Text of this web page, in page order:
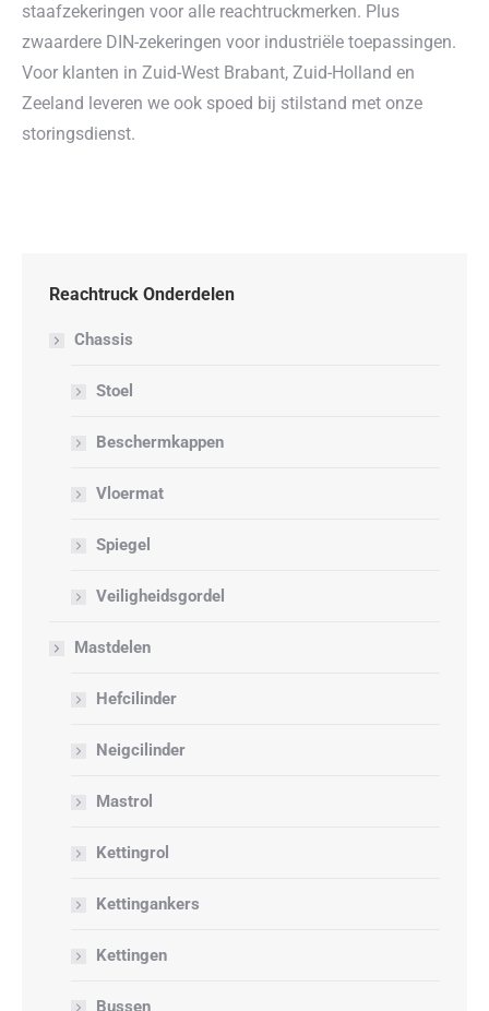
staafzekeringen voor alle reachtruckmerken. Plus
zwaardere DIN-zekeringen voor industriële toepassingen.
Voor klanten in Zuid-West Brabant, Zuid-Holland en
Zeeland leveren we ook spoed bij stilstand met onze
storingsdienst.
Reachtruck Onderdelen
Chassis
Stoel
Beschermkappen
Vloermat
Spiegel
Veiligheidsgordel
Mastdelen
Hefcilinder
Neigcilinder
Mastrol
Kettingrol
Kettingankers
Kettingen
Bussen